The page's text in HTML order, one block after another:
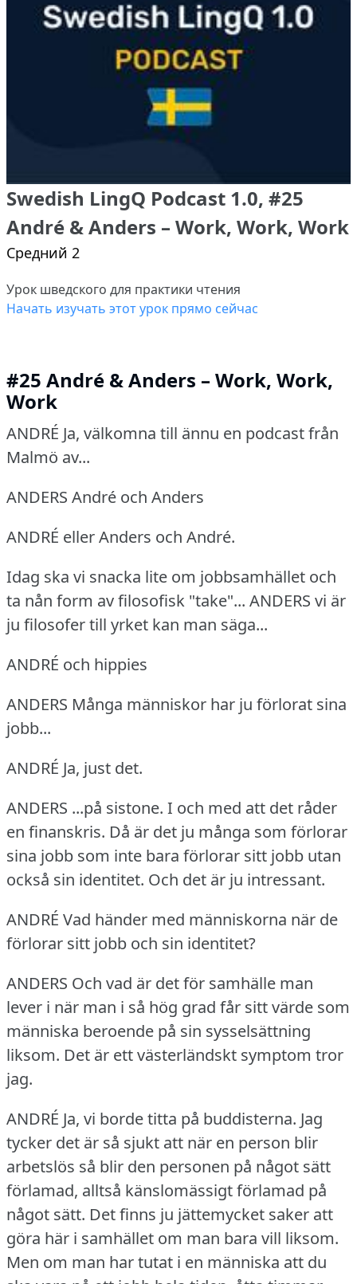
Swedish LingQ Podcast 1.0, #25
André & Anders – Work, Work, Work
Средний 2
Урок шведского для практики чтения
Начать изучать этот урок прямо сейчас
#25 André & Anders – Work, Work,
Work
ANDRÉ Ja, välkomna till ännu en podcast från
Malmö av...
ANDERS André och Anders
ANDRÉ eller Anders och André.
Idag ska vi snacka lite om jobbsamhället och
ta nån form av filosofisk "take"... ANDERS vi är
ju filosofer till yrket kan man säga...
ANDRÉ och hippies
ANDERS Många människor har ju förlorat sina
jobb...
ANDRÉ Ja, just det.
ANDERS ...på sistone. I och med att det råder
en finanskris. Då är det ju många som förlorar
sina jobb som inte bara förlorar sitt jobb utan
också sin identitet. Och det är ju intressant.
ANDRÉ Vad händer med människorna när de
förlorar sitt jobb och sin identitet?
ANDERS Och vad är det för samhälle man
lever i när man i så hög grad får sitt värde som
människa beroende på sin sysselsättning
liksom. Det är ett västerländskt symptom tror
jag.
ANDRÉ Ja, vi borde titta på buddisterna. Jag
tycker det är så sjukt att när en person blir
arbetslös så blir den personen på något sätt
förlamad, alltså känslomässigt förlamad på
något sätt. Det finns ju jättemycket saker att
göra här i samhället om man bara vill liksom.
Men om man har tutat i en människa att du